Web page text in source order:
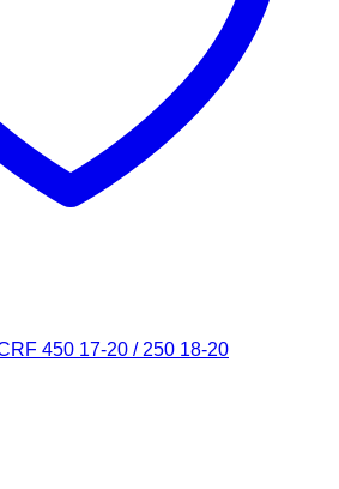
450 17-20 / 250 18-20